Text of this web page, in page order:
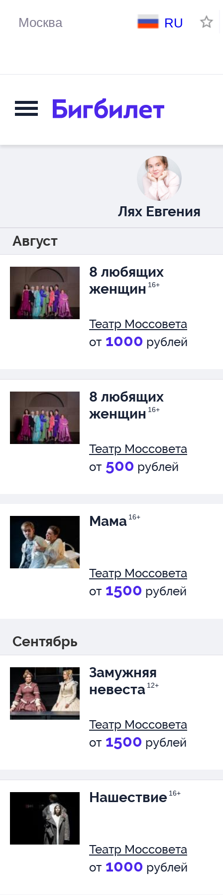
RU
Лях Евгения
Август
8 любящих
женщин 16+
Театр Моссовета
от 1000 рублей
8 любящих
женщин 16+
Театр Моссовета
от 500 рублей
Мама 16+
Театр Моссовета
от 1500 рублей
Сентябрь
Замужняя
невеста 12+
Театр Моссовета
от 1500 рублей
Нашествие 16+
Театр Моссовета
от 1000 рублей